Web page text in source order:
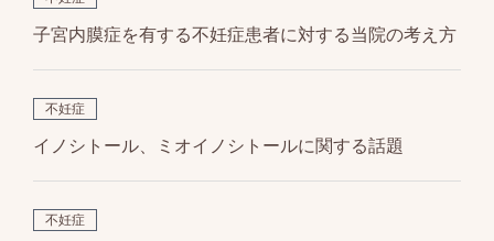
子宮内膜症を有する不妊症患者に対する当院の考え方
不妊症
イノシトール、ミオイノシトールに関する話題
不妊症